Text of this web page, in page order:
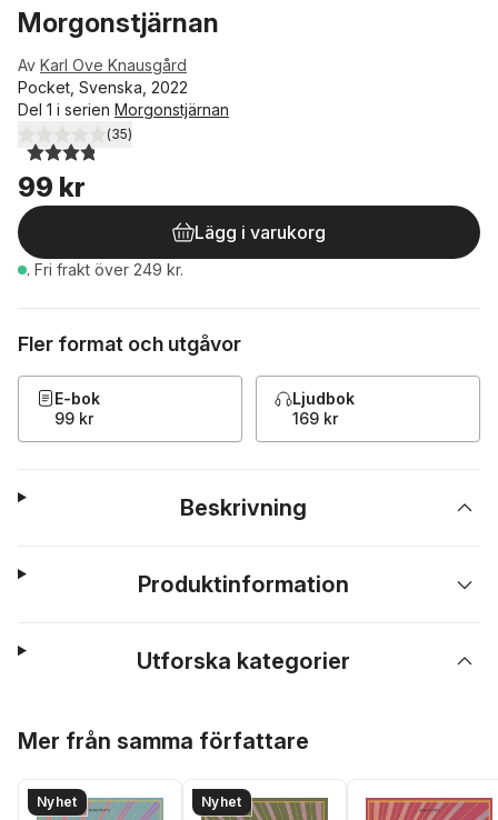
Morgonstjärnan
Av Karl Ove Knausgård
Pocket, Svenska, 2022
Del 1 i serien Morgonstjärnan
3,8utav 5 stjärnor. Totalt antal röster:
(35)
99 kr
Lägg i varukorg
. Fri frakt över 249 kr.
Fler format och utgåvor
E-bok
99 kr
Ljudbok
169 kr
Beskrivning
Produktinformation
Utforska kategorier
Mer från samma författare
Nyhet Nyhet